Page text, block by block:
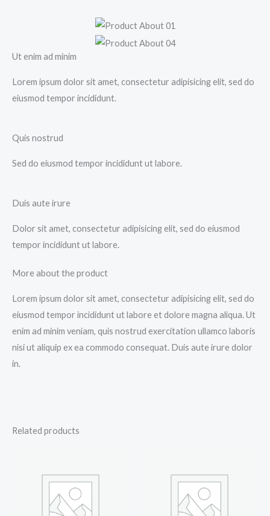
Ut enim ad minim
Lorem ipsum dolor sit amet, consectetur adipisicing elit, sed do
eiusmod tempor incididunt.
Quis nostrud
Sed do eiusmod tempor incididunt ut labore.
Duis aute irure
Dolor sit amet, consectetur adipisicing elit, sed do eiusmod
tempor incididunt ut labore.
More about the product
Lorem ipsum dolor sit amet, consectetur adipisicing elit, sed do
eiusmod tempor incididunt ut labore et dolore magna aliqua. Ut
enim ad minim veniam, quis nostrud exercitation ullamco laboris
nisi ut aliquip ex ea commodo consequat. Duis aute irure dolor
in.
Related products
through
$27.00